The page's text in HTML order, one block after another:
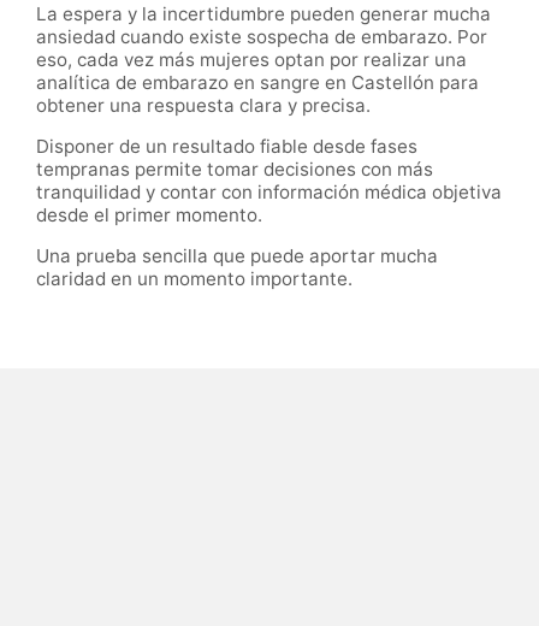
La espera y la incertidumbre pueden generar mucha
ansiedad cuando existe sospecha de embarazo. Por
eso, cada vez más mujeres optan por realizar una
analítica de embarazo en sangre en Castellón para
obtener una respuesta clara y precisa.
Disponer de un resultado fiable desde fases
tempranas permite tomar decisiones con más
tranquilidad y contar con información médica objetiva
desde el primer momento.
Una prueba sencilla que puede aportar mucha
claridad en un momento importante.